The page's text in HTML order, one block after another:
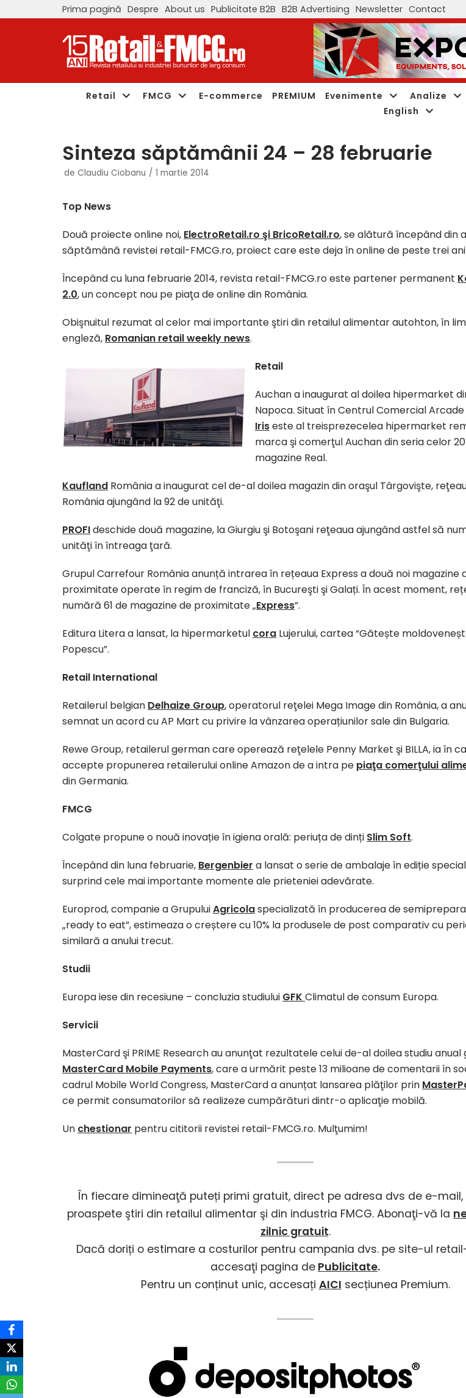
Prima pagină Despre About us Publicitate B2B B2B Advertising Newsletter Contact
Retail FMCG E-commerce PREMIUM Evenimente Analize
English
Sinteza săptămânii 24 – 28 februarie
de Claudiu Ciobanu 1 martie 2014
Top News
Două proiecte online noi, ElectroRetail.ro şi BricoRetail.ro, se alătură începând din
săptămână revistei retail-FMCG.ro, proiect care este deja în online de peste trei ani
Începând cu luna februarie 2014, revista retail-FMCG.ro este partener permanent
2.0, un concept nou pe piaţa de online din România.
Obişnuitul rezumat al celor mai importante ştiri din retailul alimentar autohton, în
engleză, Romanian retail weekly news.
Retail
Auchan a inaugurat al doilea hipermarket
Napoca. Situat în Centrul Comercial Arcade
Iriseste al treisprezecelea hipermarket
marca şi comerţul Auchan din seria celor
magazine Real.
Kaufland România a inaugurat cel de-al doilea magazin din oraşul Târgovişte,
România ajungând la 92 de unităţi.
PROFIdeschide două magazine, la Giurgiu şi Botoşani reţeaua ajungând astfel să
unităţi în întreaga ţară.
Grupul Carrefour România anunță intrarea în rețeaua Express a două noi magazine
proximitate operate în regim de franciză, în Bucureşti şi Galați. În acest moment,
numără 61 de magazine de proximitate „Express”.
Editura Litera a lansat, la hipermarketul cora Lujerului, cartea “Gătește
Popescu”.
Retail International
Retailerul belgian Delhaize Group, operatorul reţelei Mega Image din România, a
semnat un acord cu AP Mart cu privire la vânzarea operațiunilor sale din Bulgaria.
Rewe Group, retailerul german care operează reţelele Penny Market şi BILLA, ia în
accepte propunerea retailerului online Amazon de a intra pe piaţa comerţului
din Germania.
FMCG
Colgate propune o nouă inovație în igiena orală: periuța de dinți Slim Soft.
Începând din luna februarie, Bergenbier a lansat o serie de ambalaje în ediție
surprind cele mai importante momente ale prieteniei adevărate.
Europrod, companie a GrupuluiAgricolaspecializată în producerea de
„ready to eat”, estimeaza o creștere cu 10% la produsele de post comparativ cu
similară a anului trecut.
Studii
Europa iese din recesiune – concluzia studiului GFK Climatul de consum Europa.
Servicii
MasterCard şi PRIME Research au anunţat rezultatele celui de-al doilea studiu anual
MasterCard Mobile Payments, care a urmărit peste 13 milioane de comentarii în
cadrul Mobile World Congress, MasterCard a anunțat lansarea plăţilor prin
ce permit consumatorilor să realizeze cumpărături dintr-o aplicaţie mobilă.
Un chestionar pentru cititorii revistei retail-FMCG.ro. Mulţumim!
În fiecare dimineaţă puteți primi gratuit, direct pe adresa dvs de e-mail,
proaspete ştiri din retailul alimentar şi din industria FMCG. Abonaţi-vă la
zilnic gratuit.
Dacă doriți o estimare a costurilor pentru campania dvs. pe site-ul retail-
accesaţi pagina de Publicitate.
Pentru un conținut unic, accesați AICI secțiunea Premium.